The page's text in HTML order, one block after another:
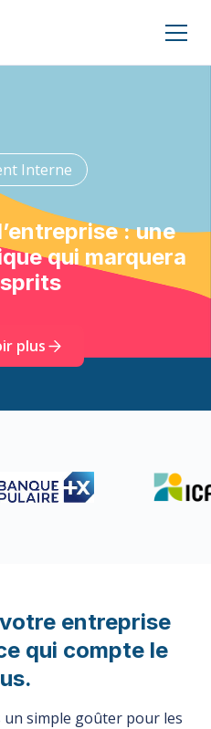
Interne
: une
qui marquera
plus
entreprise
qui compte le
un simple goûter pour les